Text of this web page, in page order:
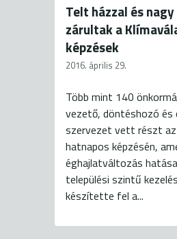
Telt házzal és
zárultak a
képzések
2016. április 29.
Több mint 140
vezető, döntéshozó és
szervezet vett részt az
hatnapos képzésén,
éghajlatváltozás
települési szintű
készítette fel a...